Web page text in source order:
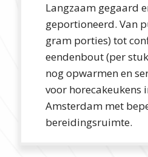
Langzaam gegaard
geportioneerd. Van
gram porties) tot
eendenbout (per
nog opwarmen en
voor horecakeukens
Amsterdam met
bereidingsruimte.